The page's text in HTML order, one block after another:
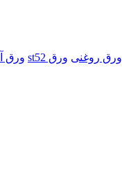
ورق روغنی ورق st52
ورق